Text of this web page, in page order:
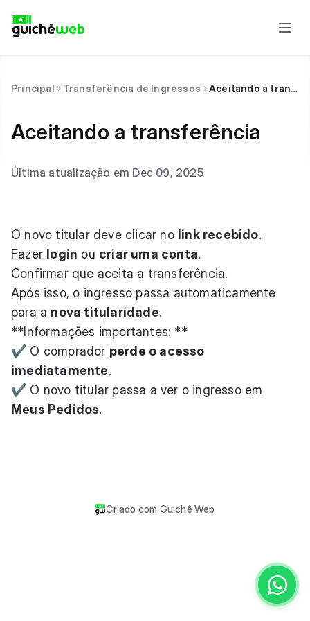
Principal Transferência de Ingressos Aceitando a transferência
Aceitando a transferência
Última atualização em Dec 09, 2025
O novo titular deve clicar no link recebido.
Fazer login ou criar uma conta.
Confirmar que aceita a transferência.
Após isso, o ingresso passa automaticamente
para a nova titularidade.
**Informações importantes: **
✔️ O comprador perde o acesso
imediatamente.
✔️ O novo titular passa a ver o ingresso em
Meus Pedidos.
Criado com Guichê Web